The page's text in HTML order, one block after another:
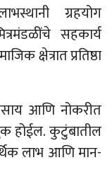
ग्रहयोग
सहकार्य
क्षेत्रात प्रतिष्ठा
आणि नोकरीत
होईल. कुटुंबातील
लाभ आणि मान-